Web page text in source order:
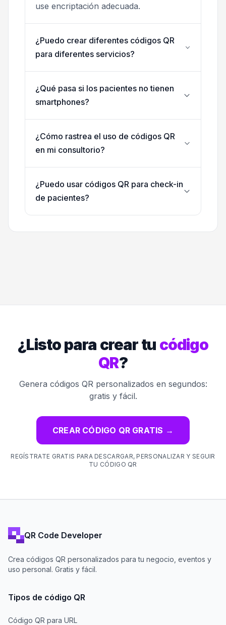
use encriptación adecuada.
¿Puedo crear diferentes códigos QR
para diferentes servicios?
¿Qué pasa si los pacientes no tienen
smartphones?
¿Cómo rastrea el uso de códigos QR
en mi consultorio?
¿Puedo usar códigos QR para check-in
de pacientes?
¿Listo para crear tu código
QR?
Genera códigos QR personalizados en segundos:
gratis y fácil.
CREAR CÓDIGO QR GRATIS →
REGÍSTRATE GRATIS PARA DESCARGAR, PERSONALIZAR Y SEGUIR
TU CÓDIGO QR
QR Code Developer
Crea códigos QR personalizados para tu negocio, eventos y
uso personal. Gratis y fácil.
Tipos de código QR
Código QR para URL